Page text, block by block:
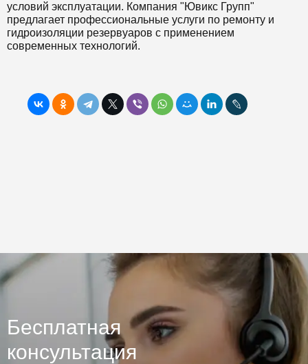
условий эксплуатации. Компания "Ювикс Групп"
предлагает профессиональные услуги по ремонту и
гидроизоляции резервуаров с применением
современных технологий.
Бесплатная
консультация